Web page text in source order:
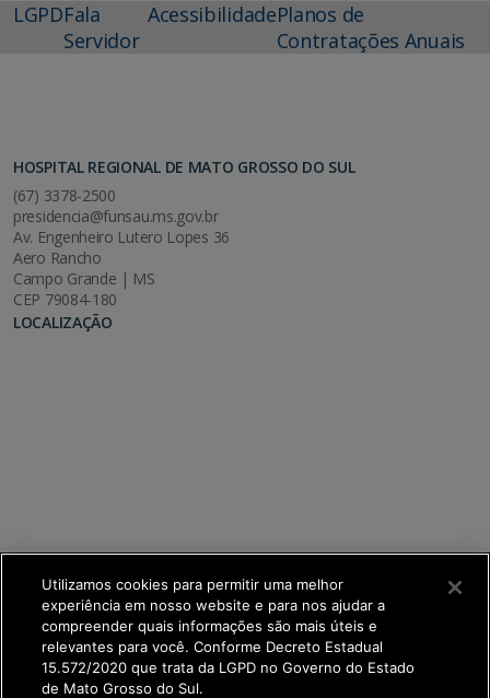
LGPDFala
Servidor
AcessibilidadePlanos de
Contratações Anuais
HOSPITAL REGIONAL DE MATO GROSSO DO SUL
(67) 3378-2500
presidencia@funsau.ms.gov.br
Av. Engenheiro Lutero Lopes 36
Aero Rancho
Campo Grande | MS
CEP 79084-180
LOCALIZAÇÃO
Utilizamos cookies para permitir uma melhor
experiência em nosso website e para nos ajudar a
compreender quais informações são mais úteis e
relevantes para você. Conforme Decreto Estadual
15.572/2020 que trata da LGPD no Governo do Estado
de Mato Grosso do Sul.